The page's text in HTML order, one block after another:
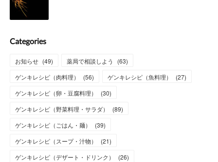
Categories
お知らせ (49) 薬局で相談しよう (63)
ゲンキレシピ（肉料理）
(56) ゲンキレシピ（魚料理） (27)
ゲンキレシピ（卵・豆腐料理）
(30)
ゲンキレシピ（野菜料理・サラダ）
(89)
ゲンキレシピ（ごはん・麺）
(39)
ゲンキレシピ（スープ・汁物）
(21)
ゲンキレシピ（デザート・ドリンク）
(26)